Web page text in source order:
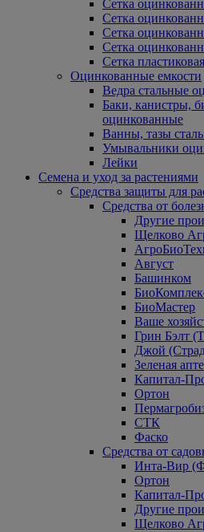
Сетка
Сетка
Сетка
Сетка
Сетка
Оцинкованные емкости
Ведра стальные
Баки, канистры,
оцинкованные
Ванны, тазы
Умывальники
Лейки
Семена и уход за растениями
Средства защиты для
Средства от
Другие
Щелково
Август
Башинком
БиоМастер
Ваше
Грин Бэлт
Джой
Зеленая
Капитал-
Ортон
СТК
Фаско
Средства от
Инта-Вир
Ортон
Капитал-
Другие
Щелково